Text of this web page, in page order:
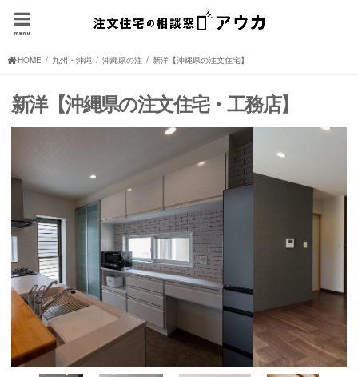
menu
HOME 九州・沖縄の注文住宅(住宅メーカー、ハウスメーカー)
沖縄県の注文住宅(住宅メーカー、ハウスメーカー)
新洋【沖縄県の注文住宅】
新洋【沖縄県の注文住宅・工務店】